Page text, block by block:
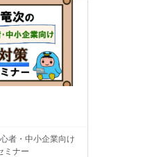
者・中小企業向け
ミナー